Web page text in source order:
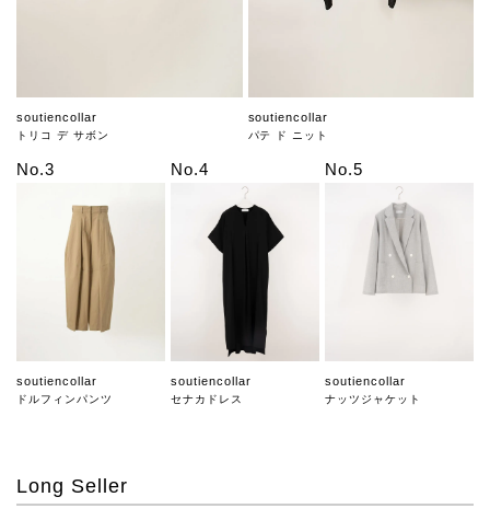
soutiencollar
トリコ デ サボン
soutiencollar
パテ ド ニット
No.3
soutiencollar
ドルフィンパンツ
No.4
soutiencollar
セナカドレス
No.5
soutiencollar
ナッツジャケット
Long Seller